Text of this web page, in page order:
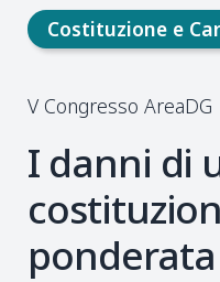
V Congresso AreaDG
I danni di
ponderata